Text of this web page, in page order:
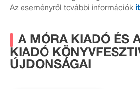
Az eseményről további információk
A MÓRA KIADÓ ÉS
KIADÓ
ÚJDONSÁGAI